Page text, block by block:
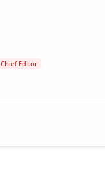
Verified Public
Chief Editor